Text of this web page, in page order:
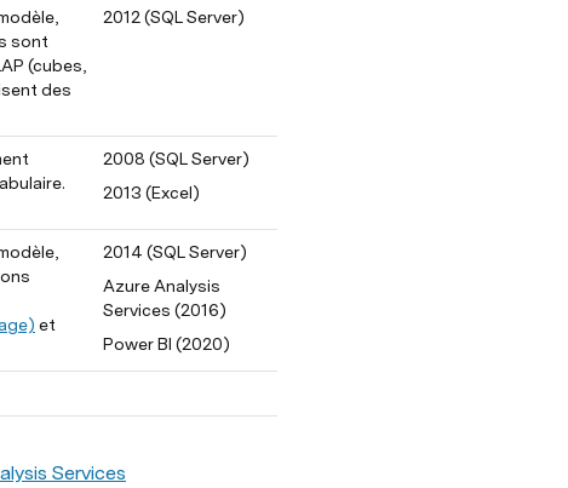
sont
(cubes,
des
2012 (SQL Server)
2008 (SQL Server)
2013 (Excel)
et
2014 (SQL Server)
Azure Analysis
Services (2016)
Power BI (2020)
Services